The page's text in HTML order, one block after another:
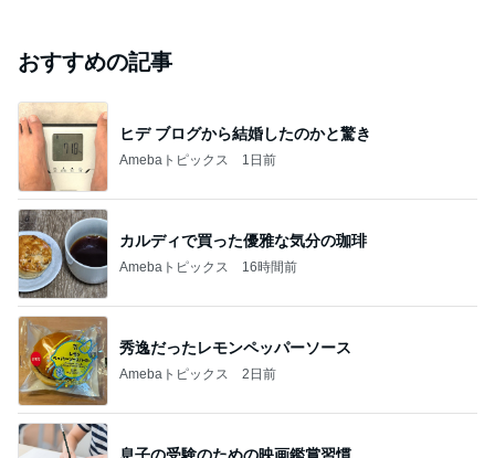
おすすめの記事
ヒデ ブログから結婚したのかと驚き
Amebaトピックス 1日前
カルディで買った優雅な気分の珈琲
Amebaトピックス 16時間前
秀逸だったレモンペッパーソース
Amebaトピックス 2日前
息子の受験のための映画鑑賞習慣